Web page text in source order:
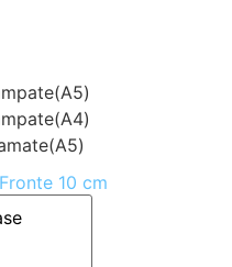
10 cm